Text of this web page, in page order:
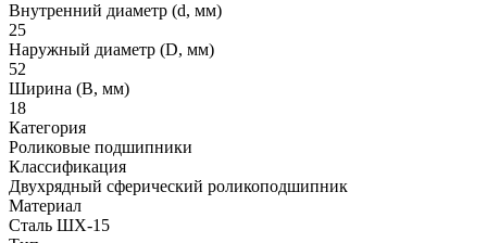
Внутренний диаметр (d, мм)
25
Наружный диаметр (D, мм)
52
Ширина (B, мм)
18
Категория
Роликовые подшипники
Классификация
Двухрядный сферический роликоподшипник
Материал
Сталь ШХ-15